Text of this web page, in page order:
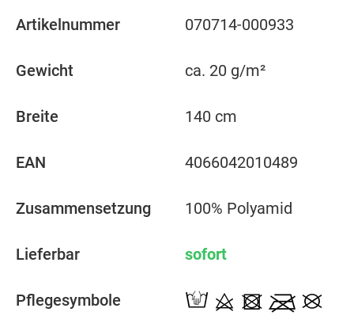
Artikelnummer 070714-000933
Gewicht ca. 20 g/m²
Breite 140 cm
EAN 4066042010489
Zusammensetzung 100% Polyamid
Lieferbar sofort
Pflegesymbole